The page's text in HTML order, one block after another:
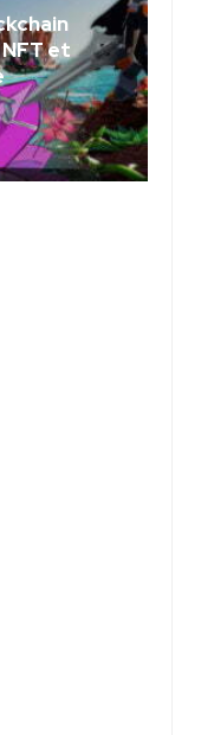
et